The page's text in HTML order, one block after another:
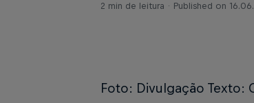
2 min de leitura
Published on
Foto: Divulgação Texto: